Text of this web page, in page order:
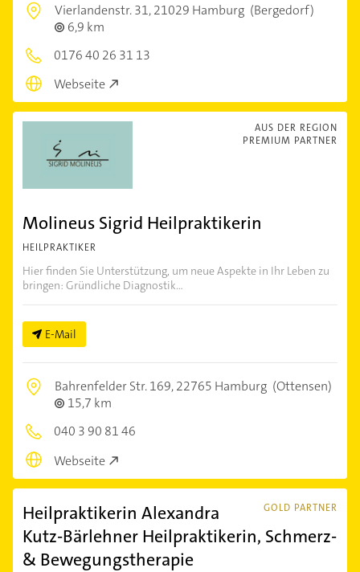
Vierlandenstr. 31,21029 Hamburg (Bergedorf)
6,9 km
0176 40 26 31 13
Webseite
AUS DER REGION
PREMIUM PARTNER
Molineus Sigrid Heilpraktikerin
HEILPRAKTIKER
Hier finden Sie Unterstützung, um neue Aspekte in Ihr Leben zu
bringen: Gründliche Diagnostik...
E-Mail
Bahrenfelder Str. 169,22765 Hamburg (Ottensen)
15,7 km
040 3 90 81 46
Webseite
GOLD PARTNER
Heilpraktikerin Alexandra
Kutz-Bärlehner Heilpraktikerin, Schmerz-
& Bewegungstherapie